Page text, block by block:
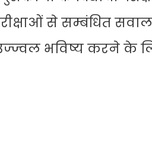
से सम्बंधित
भविष्य करने के